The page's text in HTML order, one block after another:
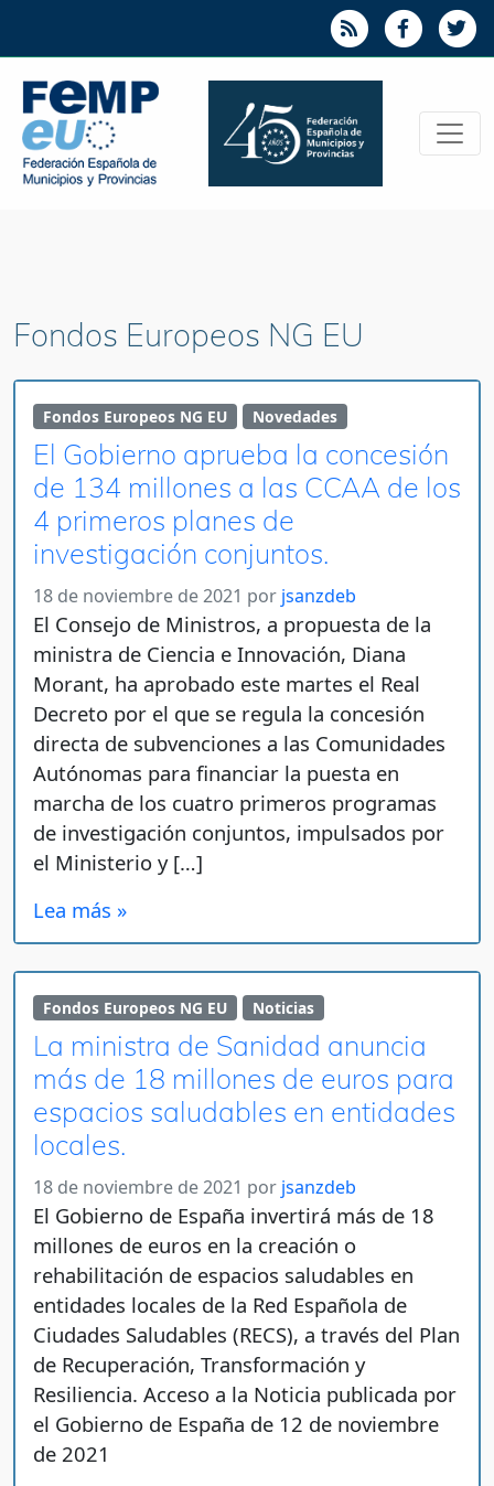
Fondos Europeos NG EU
Fondos Europeos NG EU Novedades
El Gobierno aprueba la concesión
de 134 millones a las CCAA de los
4 primeros planes de
investigación conjuntos.
18 de noviembre de 2021 por jsanzdeb
El Consejo de Ministros, a propuesta de la
ministra de Ciencia e Innovación, Diana
Morant, ha aprobado este martes el Real
Decreto por el que se regula la concesión
directa de subvenciones a las Comunidades
Autónomas para financiar la puesta en
marcha de los cuatro primeros programas
de investigación conjuntos, impulsados por
el Ministerio y […]
Lea más »
Fondos Europeos NG EU Noticias
La ministra de Sanidad anuncia
más de 18 millones de euros para
espacios saludables en entidades
locales.
18 de noviembre de 2021 por jsanzdeb
El Gobierno de España invertirá más de 18
millones de euros en la creación o
rehabilitación de espacios saludables en
entidades locales de la Red Española de
Ciudades Saludables (RECS), a través del Plan
de Recuperación, Transformación y
Resiliencia. Acceso a la Noticia publicada por
el Gobierno de España de 12 de noviembre
de 2021